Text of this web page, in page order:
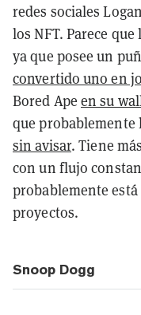
redes sociales
los NFT. Parece
ya que posee un
convertido uno en
Bored Ape en su
que
sin avisar. Tiene
con un flujo
probablemente
proyectos.
Snoop Dogg